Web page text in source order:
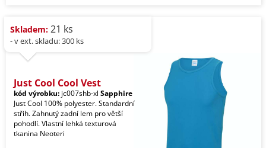
Skladem: 21 ks
- v ext. skladu: 300 ks
Just Cool Cool Vest
kód výrobku: jc007shb-xl Sapphire
Just Cool 100% polyester. Standardní
střih. Zahnutý zadní lem pro větší
pohodlí. Vlastní lehká texturová
tkanina Neoteri